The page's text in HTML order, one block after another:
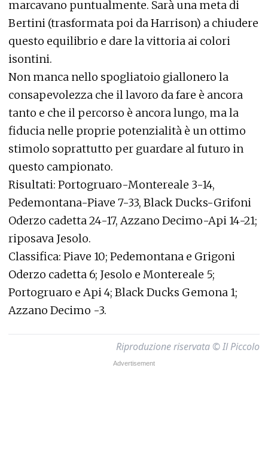
marcavano puntualmente. Sarà una meta di
Bertini (trasformata poi da Harrison) a chiudere
questo equilibrio e dare la vittoria ai colori
isontini.
Non manca nello spogliatoio giallonero la
consapevolezza che il lavoro da fare è ancora
tanto e che il percorso è ancora lungo, ma la
fiducia nelle proprie potenzialità è un ottimo
stimolo soprattutto per guardare al futuro in
questo campionato.
Risultati: Portogruaro-Montereale 3-14,
Pedemontana-Piave 7-33, Black Ducks-Grifoni
Oderzo cadetta 24-17, Azzano Decimo-Api 14-21;
riposava Jesolo.
Classifica: Piave 10; Pedemontana e Grigoni
Oderzo cadetta 6; Jesolo e Montereale 5;
Portogruaro e Api 4; Black Ducks Gemona 1;
Azzano Decimo -3.
Riproduzione riservata © Il Piccolo